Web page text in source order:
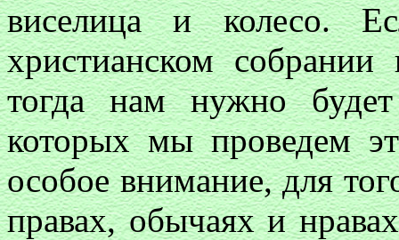
виселица и колесо.
христианском собрании
тогда нам нужно
которых мы проведем
особое внимание, для
правах, обычаях и